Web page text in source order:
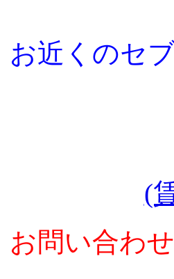
お近くのセ
(
お問い合わ